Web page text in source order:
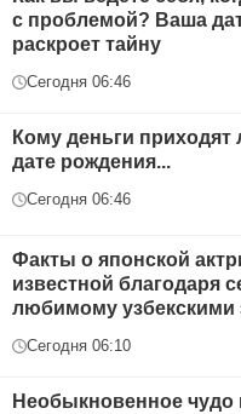
с проблемой? Ваша
раскроет тайну
Сегодня 06:46
Кому деньги приходят
дате рождения...
Сегодня 06:46
Факты о японской
известной благодаря
любимому узбекскими
Сегодня 06:10
Необыкновенное